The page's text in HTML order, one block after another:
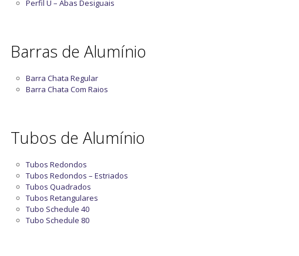
Perfil U – Abas Desiguais
Barras de Alumínio
Barra Chata Regular
Barra Chata Com Raios
Tubos de Alumínio
Tubos Redondos
Tubos Redondos – Estriados
Tubos Quadrados
Tubos Retangulares
Tubo Schedule 40
Tubo Schedule 80